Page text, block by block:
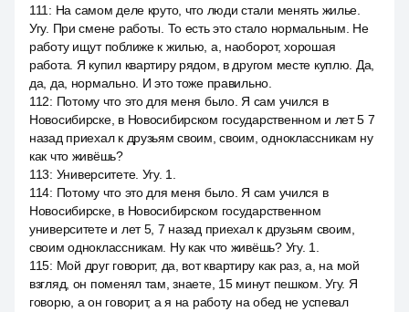
111 : На самом деле круто, что люди стали менять жилье.
Угу. При смене работы. То есть это стало нормальным. Не
работу ищут поближе к жилью, а, наоборот, хорошая
работа. Я купил квартиру рядом, в другом месте куплю. Да,
да, да, нормально. И это тоже правильно.
112: Потому что это для меня было. Я сам учился в
Новосибирске, в Новосибирском государственном и лет 5 7
назад приехал к друзьям своим, своим, одноклассникам ну
как что живёшь?
113: Университете. Угу. 1.
114: Потому что это для меня было. Я сам учился в
Новосибирске, в Новосибирском государственном
университете и лет 5, 7 назад приехал к друзьям своим,
своим одноклассникам. Ну как что живёшь? Угу. 1.
115: Мой друг говорит, да, вот квартиру как раз, а, на мой
взгляд, он поменял там, знаете, 15 минут пешком. Угу. Я
говорю, а он говорит, а я на работу на обед не успевал